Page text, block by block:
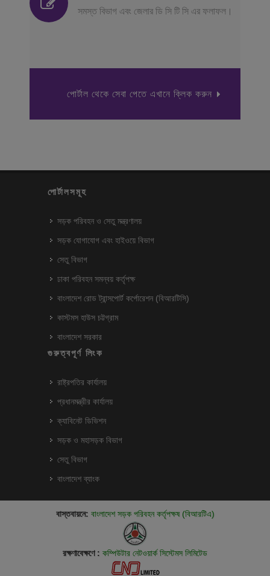
সমস্ত বিভাগ এবং জেলার ডি সি টি সি এর ফলাফল।
পোর্টাল থেকে সেবা পেতে এখানে ক্লিক করুন
পোর্টালসমূহ
সড়ক পরিবহন ও সেতু মন্ত্রণালয়
সড়ক যোগাযোগ এবং হাইওয়ে বিভাগ
সেতু বিভাগ
ঢাকা পরিবহন সমন্বয় কর্তৃপক্ষ
বাংলাদেশ রোড ট্রান্সপোর্ট কর্পোরেশন (বিআরটিসি)
কাস্টমস হাউস চট্টগ্রাম
বাংলাদেশ সরকার
গুরুত্বপূর্ণ লিংক
রাষ্ট্রপতির কার্যালয়
প্রধানমন্ত্রীর কার্যালয়
ক্যাবিনেট ডিভিশন
সড়ক ও মহাসড়ক বিভাগ
সেতু বিভাগ
বাংলাদেশ ব্যাংক
বাস্তবায়নে: বাংলাদেশ সড়ক পরিবহন কর্তৃপক্ষ (বিআরটিএ)
রক্ষণাবেক্ষণে : কম্পিউটার নেটওয়ার্ক সিস্টেমস লিমিটেড